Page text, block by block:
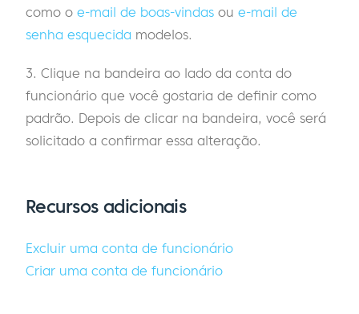
como o e-mail de boas-vindas ou e-mail de
senha esquecida modelos.
3. Clique na bandeira ao lado da conta do
funcionário que você gostaria de definir como
padrão. Depois de clicar na bandeira, você será
solicitado a confirmar essa alteração.
Recursos adicionais
Excluir uma conta de funcionário
Criar uma conta de funcionário